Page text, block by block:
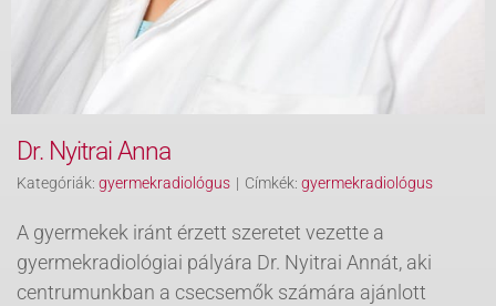
Dr. Nyitrai Anna
Kategóriák: gyermekradiológus | Címkék: gyermekradiológus
A gyermekek iránt érzett szeretet vezette a
gyermekradiológiai pályára Dr. Nyitrai Annát, aki
centrumunkban a csecsemők számára ajánlott